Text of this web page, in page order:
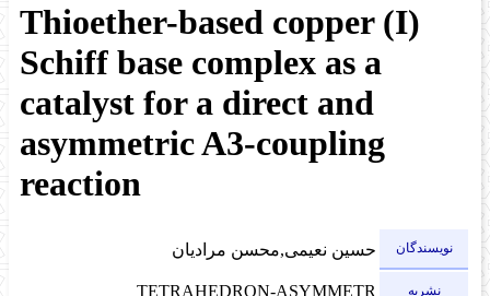
Thioether-based copper (I)
Schiff base complex as a
catalyst for a direct and
asymmetric A3-coupling
reaction
نویسندگان حسین نعیمی,محسن مرادیان
نشریه TETRAHEDRON-ASYMMETR